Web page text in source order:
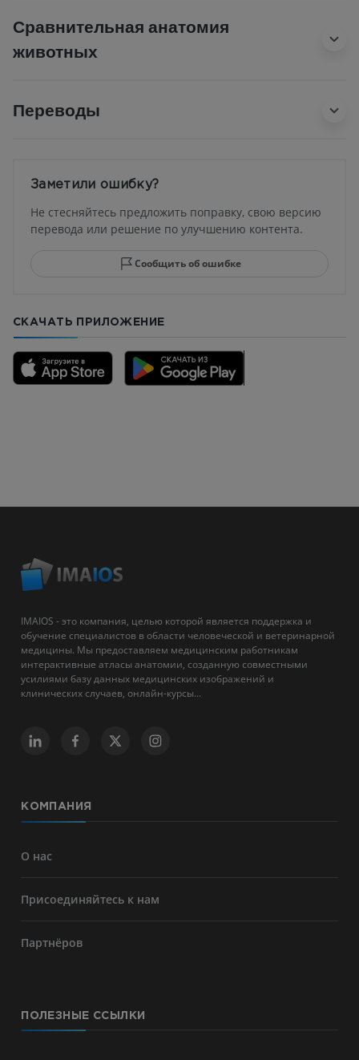
Сравнительная анатомия
животных
Переводы
Заметили ошибку?
Не стесняйтесь предложить поправку, свою версию
перевода или решение по улучшению контента.
Сообщить об ошибке
СКАЧАТЬ ПРИЛОЖЕНИЕ
IMAIOS - это компания, целью которой является поддержка и
обучение специалистов в области человеческой и ветеринарной
медицины. Мы предоставляем медицинским работникам
интерактивные атласы анатомии, созданную совместными
усилиями базу данных медицинских изображений и
клинических случаев, онлайн-курсы...
КОМПАНИЯ
О нас
Присоединяйтесь к нам
Партнёров
ПОЛЕЗНЫЕ ССЫЛКИ